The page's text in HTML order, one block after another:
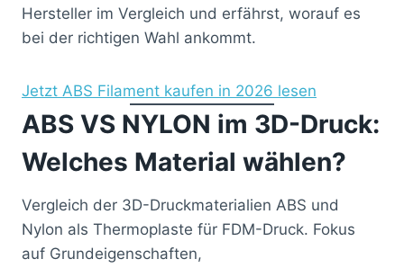
Hersteller im Vergleich und erfährst, worauf es
bei der richtigen Wahl ankommt.
Jetzt ABS Filament kaufen in 2026 lesen
ABS VS NYLON im 3D-Druck:
Welches Material wählen?
Vergleich der 3D-Druckmaterialien ABS und
Nylon als Thermoplaste für FDM-Druck. Fokus
auf Grundeigenschaften,